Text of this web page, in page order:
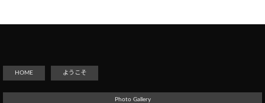
HOME ようこそ
Photo Gallery